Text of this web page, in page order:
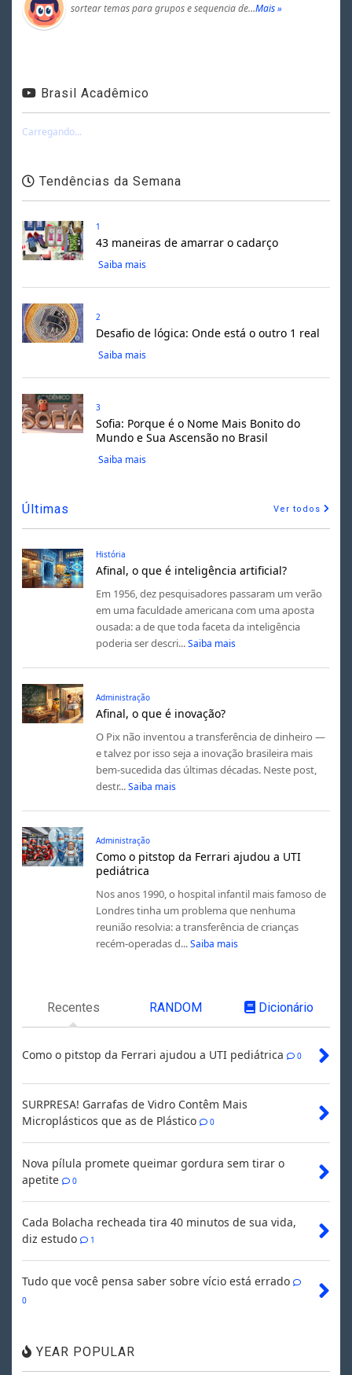
sortear temas para grupos e sequencia de…Mais »
Brasil Acadêmico
Carregando...
Tendências da Semana
1
43 maneiras de amarrar o cadarço
Saiba mais
2
Desafio de lógica: Onde está o outro 1 real
Saiba mais
3
Sofia: Porque é o Nome Mais Bonito do
Mundo e Sua Ascensão no Brasil
Saiba mais
Últimas Ver todos
História
Afinal, o que é inteligência artificial?
Em 1956, dez pesquisadores passaram um verão
em uma faculdade americana com uma aposta
ousada: a de que toda faceta da inteligência
poderia ser descri... Saiba mais
Administração
Afinal, o que é inovação?
O Pix não inventou a transferência de dinheiro —
e talvez por isso seja a inovação brasileira mais
bem-sucedida das últimas décadas. Neste post,
destr... Saiba mais
Administração
Como o pitstop da Ferrari ajudou a UTI
pediátrica
Nos anos 1990, o hospital infantil mais famoso de
Londres tinha um problema que nenhuma
reunião resolvia: a transferência de crianças
recém-operadas d... Saiba mais
Recentes RANDOM Dicionário
Como o pitstop da Ferrari ajudou a UTI pediátrica 0
SURPRESA! Garrafas de Vidro Contêm Mais
Microplásticos que as de Plástico
0
Nova pílula promete queimar gordura sem tirar o
apetite
0
Cada Bolacha recheada tira 40 minutos de sua vida,
diz estudo
1
Tudo que você pensa saber sobre vício está errado
0
YEAR POPULAR